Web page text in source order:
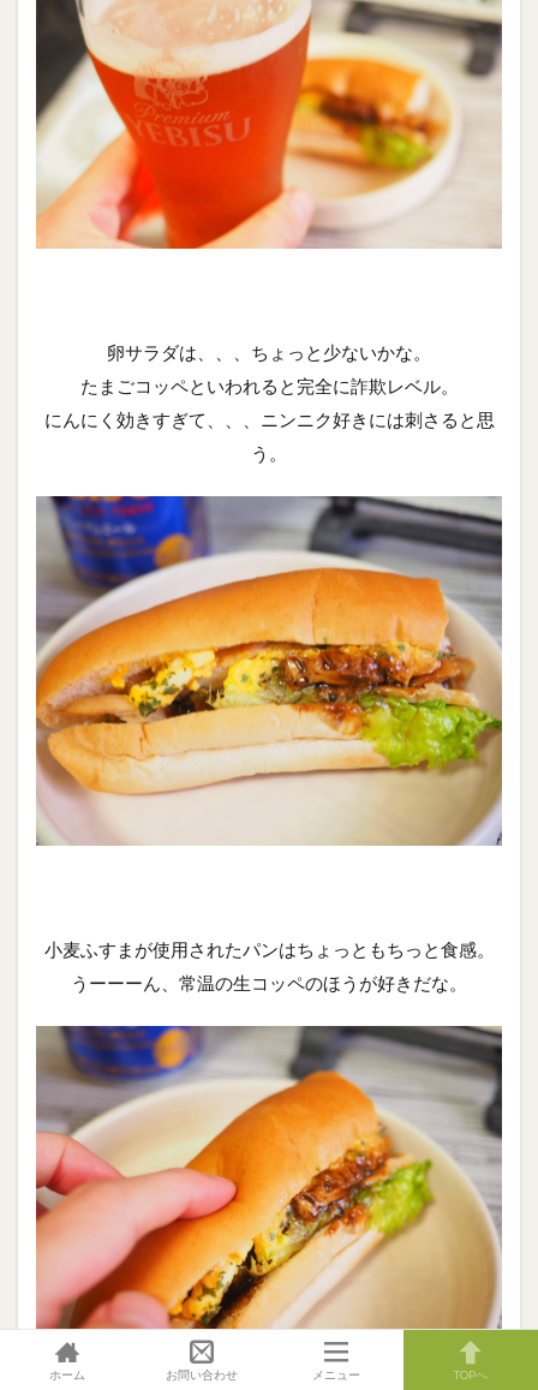
卵サラダは、、、ちょっと少ないかな。
たまごコッペといわれると完全に詐欺レベル。
にんにく効きすぎて、、、ニンニク好きには刺さると思
う。
小麦ふすまが使用されたパンはちょっともちっと食感。
うーーーん、常温の生コッペのほうが好きだな。
ホーム お問い合わせ メニュー TOPへ